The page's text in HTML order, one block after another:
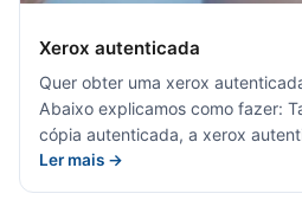
Xerox autenticada
Quer obter uma xerox
Abaixo explicamos como fazer:
cópia autenticada, a xerox
Ler mais →